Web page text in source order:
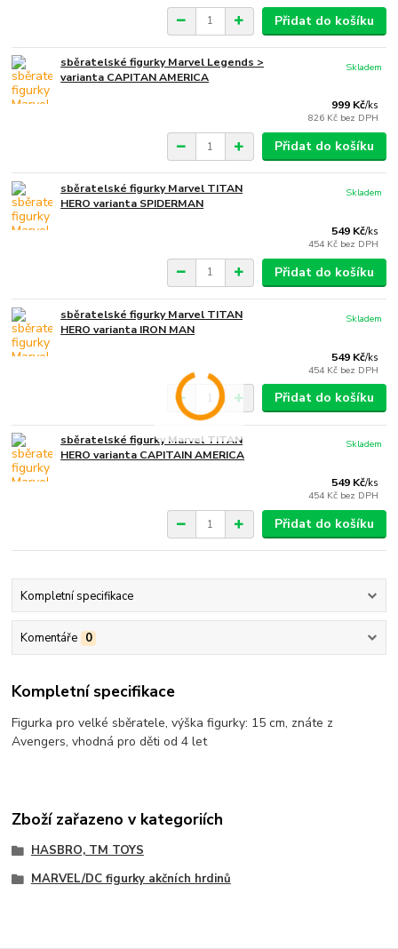
Přidat do košíku
sběratelské figurky Marvel Legends >
varianta CAPITAN AMERICA
999 Kč/ks
826 Kč bez DPH
Skladem
Přidat do košíku
sběratelské figurky Marvel TITAN
HERO varianta SPIDERMAN
549 Kč/ks
454 Kč bez DPH
Skladem
Přidat do košíku
sběratelské figurky Marvel TITAN
HERO varianta IRON MAN
549 Kč/ks
454 Kč bez DPH
Skladem
Přidat do košíku
sběratelské figurky Marvel TITAN
HERO varianta CAPITAIN AMERICA
549 Kč/ks
454 Kč bez DPH
Skladem
Přidat do košíku
Kompletní specifikace
Komentáře 0
Kompletní specifikace
Figurka pro velké sběratele, výška figurky: 15 cm, znáte z
Avengers, vhodná pro děti od 4 let
Zboží zařazeno v kategoriích
HASBRO, TM TOYS
MARVEL/DC figurky akčních hrdinů